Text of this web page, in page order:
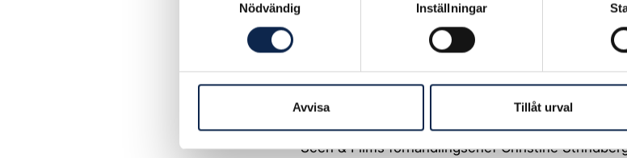
Nödvändig
Inställningar
Avvisa Tillåt urval
Ett filmverk är ett typexempel på en produkt av ett
funktion i teamet bidrar till det slutliga resultatet,
inte erhåller royalty?
Scen & Films förhandlingschef Christine